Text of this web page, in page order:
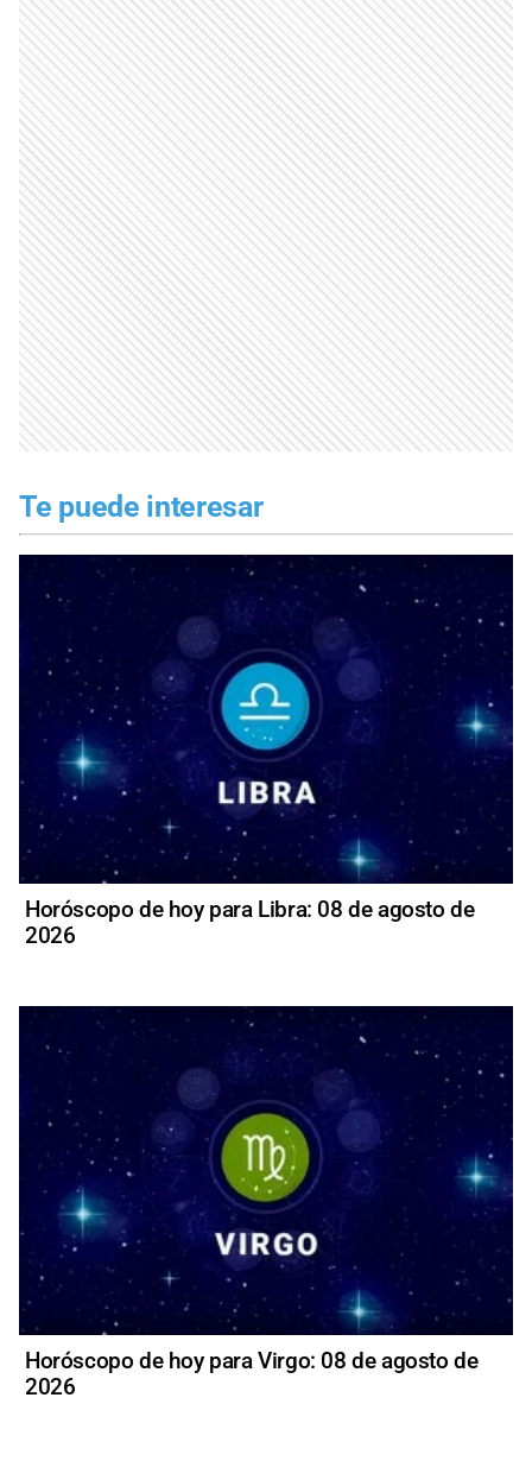
Te puede interesar
Horóscopo de hoy para Libra: 08 de agosto de
2026
Horóscopo de hoy para Virgo: 08 de agosto de
2026